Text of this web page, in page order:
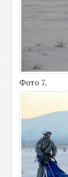
Фото 7.